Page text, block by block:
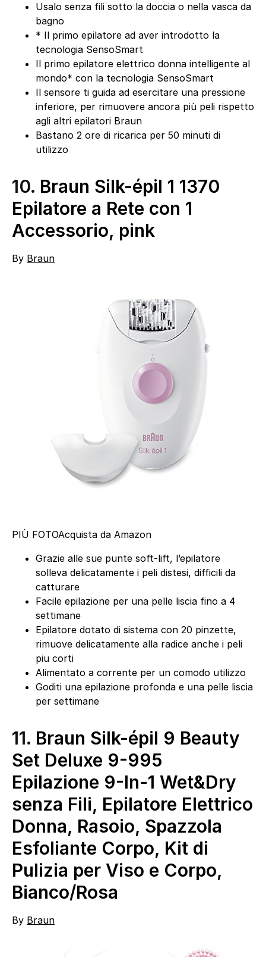
Usalo senza fili sotto la doccia o nella vasca da
bagno
* Il primo epilatore ad aver introdotto la
tecnologia SensoSmart
Il primo epilatore elettrico donna intelligente al
mondo* con la tecnologia SensoSmart
Il sensore ti guida ad esercitare una pressione
inferiore, per rimuovere ancora più peli rispetto
agli altri epilatori Braun
Bastano 2 ore di ricarica per 50 minuti di
utilizzo
10. Braun Silk-épil 1 1370
Epilatore a Rete con 1
Accessorio, pink
By Braun
PIÙ FOTOAcquista da Amazon
Grazie alle sue punte soft-lift, l’epilatore
solleva delicatamente i peli distesi, difficili da
catturare
Facile epilazione per una pelle liscia fino a 4
settimane
Epilatore dotato di sistema con 20 pinzette,
rimuove delicatamente alla radice anche i peli
piu corti
Alimentato a corrente per un comodo utilizzo
Goditi una epilazione profonda e una pelle liscia
per settimane
11. Braun Silk-épil 9 Beauty
Set Deluxe 9-995
Epilazione 9-In-1 Wet&Dry
senza Fili, Epilatore Elettrico
Donna, Rasoio, Spazzola
Esfoliante Corpo, Kit di
Pulizia per Viso e Corpo,
Bianco/Rosa
By Braun